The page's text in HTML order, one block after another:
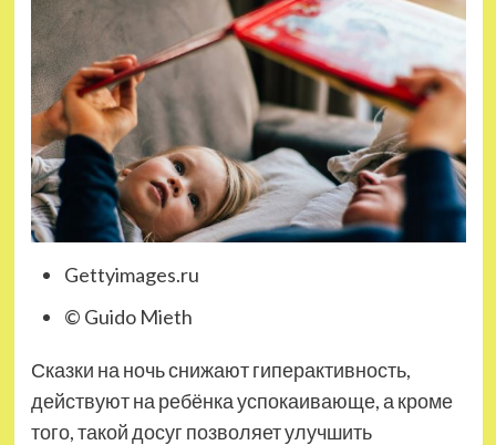
Gettyimages.ru
© Guido Mieth
Сказки на ночь снижают гиперактивность,
действуют на ребёнка успокаивающе, а кроме
того, такой досуг позволяет улучшить